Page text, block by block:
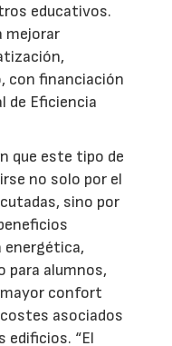
educativos.
mejorar
con financiación
de Eficiencia
que este tipo de
no solo por el
sino por
energética,
para alumnos,
confort
asociados
edificios. “El